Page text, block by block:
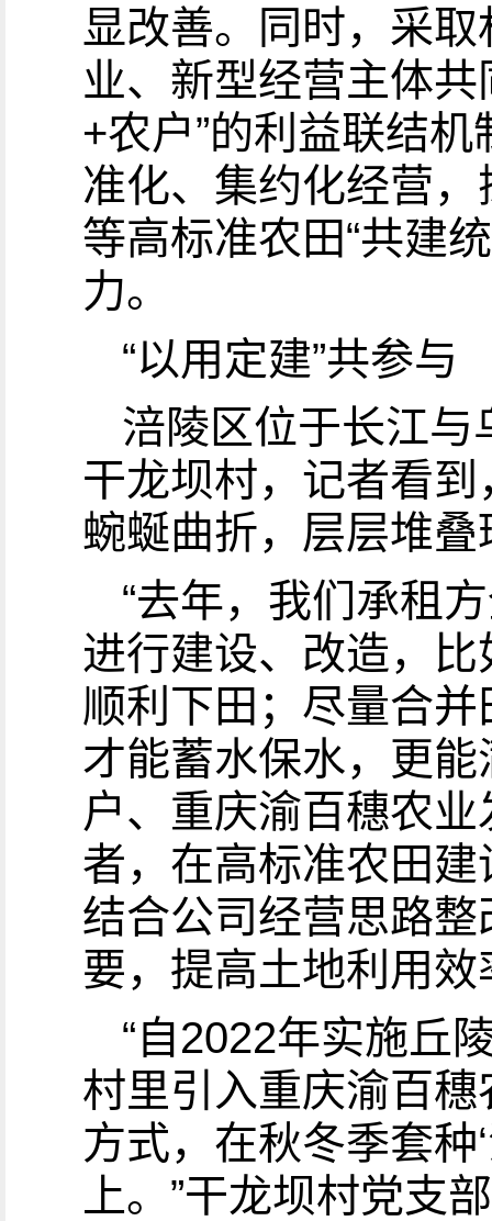
显改善。同时，采
业、新型经营主体
+农户”的利益联结
准化、集约化经营
等高标准农田“共建
力。
“以用定建”共参与
涪陵区位于长江与
干龙坝村，记者看
蜿蜒曲折，层层堆
“去年，我们承租
进行建设、改造，
顺利下田；尽量合
才能蓄水保水，更
户、重庆渝百穗农
者，在高标准农田
结合公司经营思路
要，提高土地利用效
“自2022年实施丘
村里引入重庆渝百
方式，在秋冬季套种
上。”干龙坝村党支